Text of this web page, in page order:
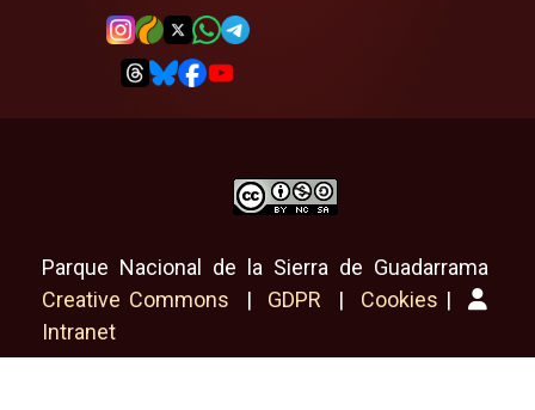
Parque Nacional de la Sierra de Guadarrama
Creative Commons | GDPR | Cookies |
Intranet